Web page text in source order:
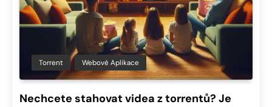
Torrent Webové Aplikace
Nechcete stahovat videa z torrentů? Je